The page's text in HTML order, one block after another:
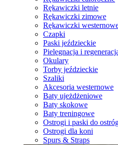
Rękawiczki letnie
Rękawiczki zimowe
Rękawiczki
Czapki
Paski jeździeckie
Pielęgnacja i
Okulary
Torby jeździeckie
Szaliki
Akcesoria westernowe
Baty ujeżdżeniowe
Baty skokowe
Baty treningowe
Ostrogi i paski do
Ostrogi dla koni
Spurs & Straps